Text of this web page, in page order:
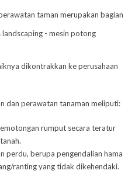
taman merupakan bagian
dikontrakkan ke perusahaan
dan perawatan tanaman meliputi:
rumput secara teratur
perdu, berupa pengendalian hama
ranting yang tidak dikehendaki.